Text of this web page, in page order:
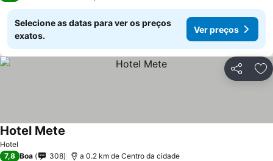
Selecione as datas para ver os preços
exatos.
Ver preços
Partilhar
Hotel
Hotel Mete
7,8 Boa 308 a 0.2 km de Centro da cidade